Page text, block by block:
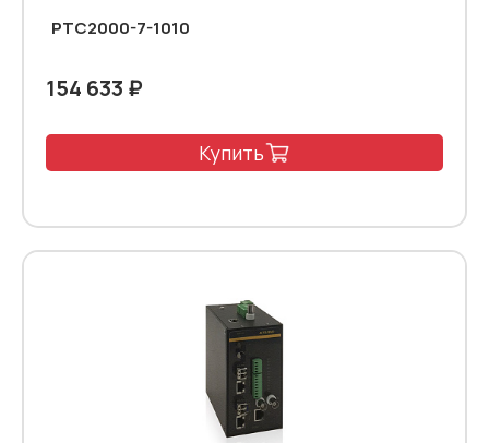
PTC2000-7-1010
154 633 ₽
Купить